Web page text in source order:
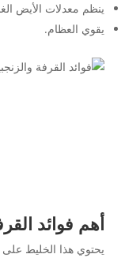
ينظم معدلات الأيض
يقوي العظام.
أهم فوائد
يحتوي هذا الخليط على